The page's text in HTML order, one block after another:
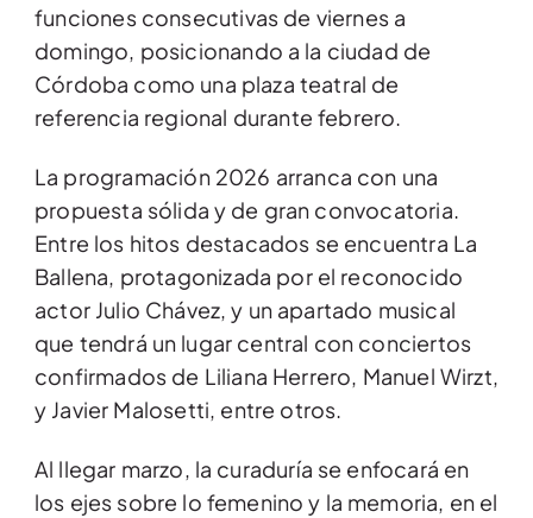
funciones consecutivas de viernes a
domingo, posicionando a la ciudad de
Córdoba como una plaza teatral de
referencia regional durante febrero.
La programación 2026 arranca con una
propuesta sólida y de gran convocatoria.
Entre los hitos destacados se encuentra La
Ballena, protagonizada por el reconocido
actor Julio Chávez, y un apartado musical
que tendrá un lugar central con conciertos
confirmados de Liliana Herrero, Manuel Wirzt,
y Javier Malosetti, entre otros.
Al llegar marzo, la curaduría se enfocará en
los ejes sobre lo femenino y la memoria, en el